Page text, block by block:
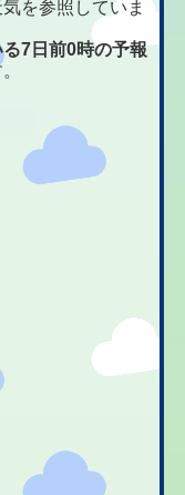
を参照していま
7日前0時の予報